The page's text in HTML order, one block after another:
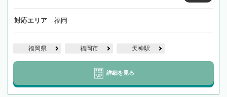
対応エリア 福岡
福岡県 福岡市 天神駅
詳細を見る